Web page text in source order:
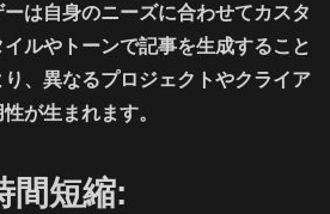
は自身のニーズに合わせてカスタ
ルやトーンで記事を生成すること
、異なるプロジェクトやクライア
が生まれます。
間短縮: